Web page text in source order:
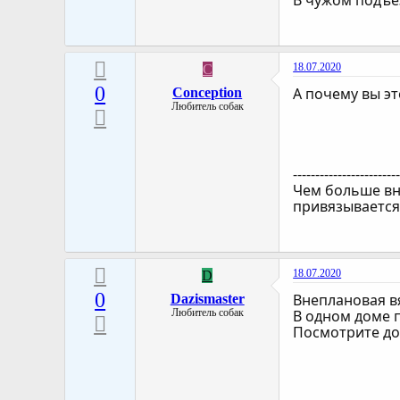
0
C
Conception
Любитель собак
18.07.2020
А почему вы
Чем больше
0
D
Dazismaster
Любитель собак
18.07.2020
Внеплановая
В одном доме
Посмотрите